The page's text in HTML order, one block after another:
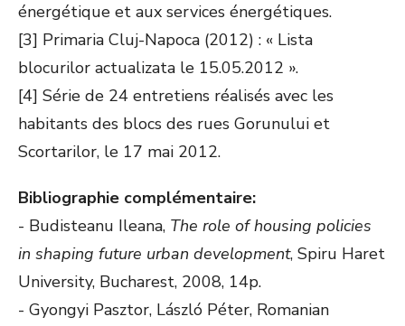
énergétique et aux services énergétiques.
[3] Primaria Cluj-Napoca (2012) : « Lista
blocurilor actualizata le 15.05.2012 ».
[4] Série de 24 entretiens réalisés avec les
habitants des blocs des rues Gorunului et
Scortarilor, le 17 mai 2012.
Bibliographie complémentaire:
- Budisteanu Ileana, The role of housing policies
in shaping future urban development, Spiru Haret
University, Bucharest, 2008, 14p.
- Gyongyi Pasztor, László Péter, Romanian